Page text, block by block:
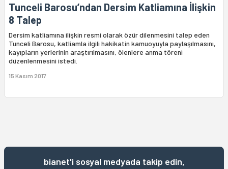
Tunceli Barosu’ndan Dersim Katliamına İlişkin
8 Talep
Dersim katliamına ilişkin resmi olarak özür dilenmesini talep eden
Tunceli Barosu, katliamla ilgili hakikatin kamuoyuyla paylaşılmasını,
kayıpların yerlerinin araştırılmasını, ölenlere anma töreni
düzenlenmesini istedi.
15 Kasım 2017
bianet'i sosyal medyada takip edin,